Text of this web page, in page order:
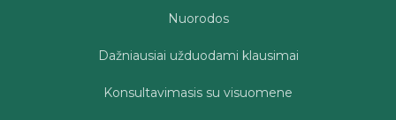
Nuorodos
Dažniausiai užduodami klausimai
Konsultavimasis su visuomene